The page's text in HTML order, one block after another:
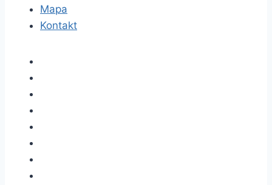
Mapa
Kontakt